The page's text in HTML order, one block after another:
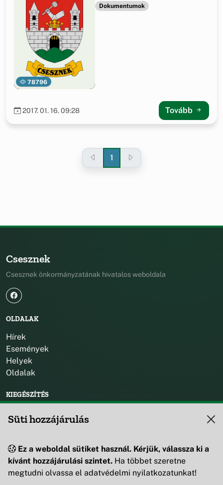
78796
Dokumentumok
2017. 01. 16. 09:28 Tovább
1
Csesznek
Csesznek önkormányzatának hivatalos weboldala
OLDALAK
Hírek
Események
Helyek
Oldalak
KIEGÉSZÍTÉS
+36 88 595 530
8419 Csesznek, Vár u. 42.
Süti hozzájárulás
Ez a weboldal sütiket használ. Kérjük, válassza ki a
kívánt hozzájárulási szintet. Ha többet szeretne
megtudni olvassa el adatvédelmi nyilatkozatunkat!